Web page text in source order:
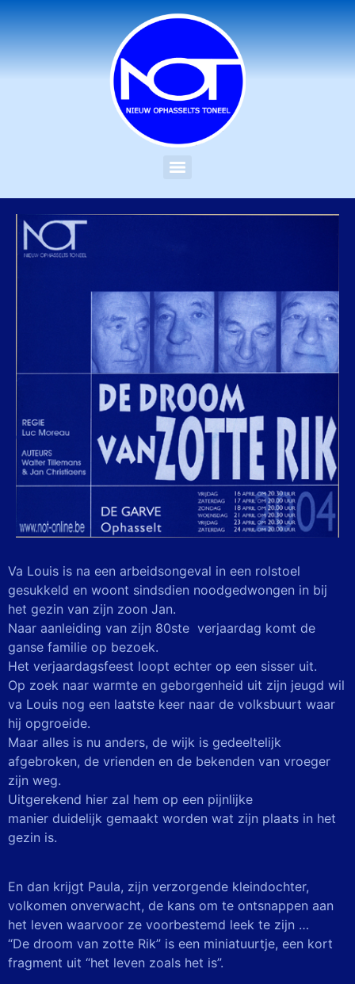
Va Louis is na een arbeidsongeval in een rolstoel
gesukkeld en woont sindsdien noodgedwongen in bij
het gezin van zijn zoon Jan.
Naar aanleiding van zijn 80ste verjaardag komt de
ganse familie op bezoek.
Het verjaardagsfeest loopt echter op een sisser uit.
Op zoek naar warmte en geborgenheid uit zijn jeugd wil
va Louis nog een laatste keer naar de volksbuurt waar
hij opgroeide.
Maar alles is nu anders, de wijk is gedeeltelijk
afgebroken, de vrienden en de bekenden van vroeger
zijn weg.
Uitgerekend hier zal hem op een pijnlijke
manier duidelijk gemaakt worden wat zijn plaats in het
gezin is.
En dan krijgt Paula, zijn verzorgende kleindochter,
volkomen onverwacht, de kans om te ontsnappen aan
het leven waarvoor ze voorbestemd leek te zijn …
“De droom van zotte Rik” is een miniatuurtje, een kort
fragment uit “het leven zoals het is”.